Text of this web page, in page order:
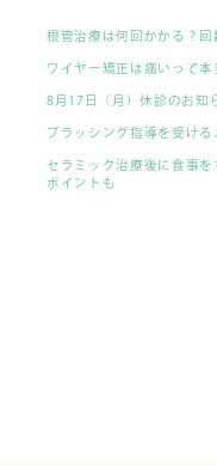
根管治療は何回かかる？
ワイヤー矯正は痛いって
8月17日（月）休診のお知
ブラッシング指導を受け
セラミック治療後に食事
ポイントも